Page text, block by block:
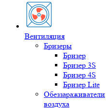
Вентиляция
Бризеры
Бризер
Бризер 3S
Бризер 4S
Бризер Lite
Обеззараживатели
воздуха